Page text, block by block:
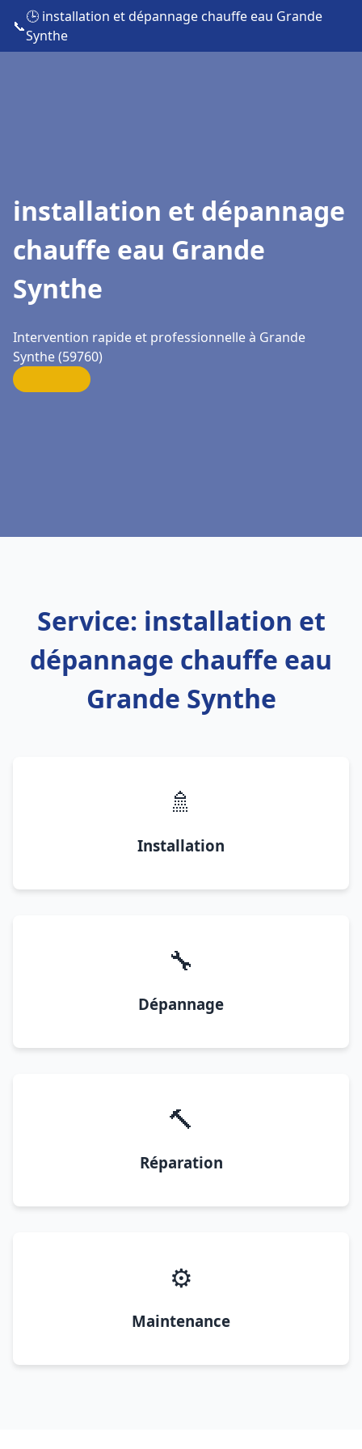
📞
🕒 installation et dépannage chauffe eau Grande
Synthe
installation et dépannage
chauffe eau Grande
Synthe
Intervention rapide et professionnelle à Grande
Synthe (59760)
Service: installation et
dépannage chauffe eau
Grande Synthe
🚿
Installation
🔧
Dépannage
🔨
Réparation
⚙️
Maintenance